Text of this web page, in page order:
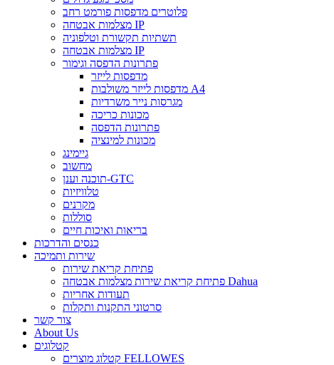
פלוטרים מדפסות פורמט רחב
מצלמות אבטחה IP
תשתיות תקשורת וטלפוניה
מצלמות אבטחה IP
פתרונות הדפסה וגימור
מדפסות לייזר
מדפסות לייזר משולבות A4
מגרסות נייר משרדיות
מכונות כריכה
פתרונות הדפסה
מכונות למינציה
גיימינג
מחשוב
תוכנה וענן-GTC
טלוויזיות
מקרנים
סוללות
בריאות ואיכות חיים
כנסים והדרכות
שירות ותמיכה
פתיחת קריאת שירות
פתיחת קריאת שירות מצלמות אבטחה Dahua
תעודות אחריות
סרטוני התקנות ותקלות
צור קשר
About Us
קטלוגים
קטלוג מוצרים FELLOWES